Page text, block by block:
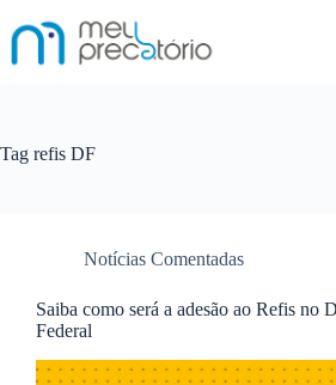
para
Tag refis DF
Notícias Comentadas
Saiba como será a adesão ao Refis no
Federal